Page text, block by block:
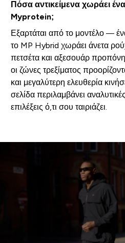
Πόσα αντικείμενα χωράει
Myprotein;
Εξαρτάται από το μοντέλο —
το MP Hybrid χωράει άνετα
πετσέτα και αξεσουάρ
οι ζώνες τρεξίματος
και μεγαλύτερη ελευθερία
σελίδα περιλαμβάνει
επιλέξεις ό,τι σου ταιριάζει.